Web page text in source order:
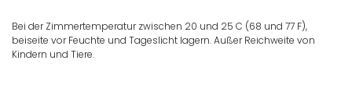
Bei der Zimmertemperatur zwischen 20 und 25 C (68 und 77 F),
beiseite vor Feuchte und Tageslicht lagern. Außer Reichweite von
Kindern und Tiere.